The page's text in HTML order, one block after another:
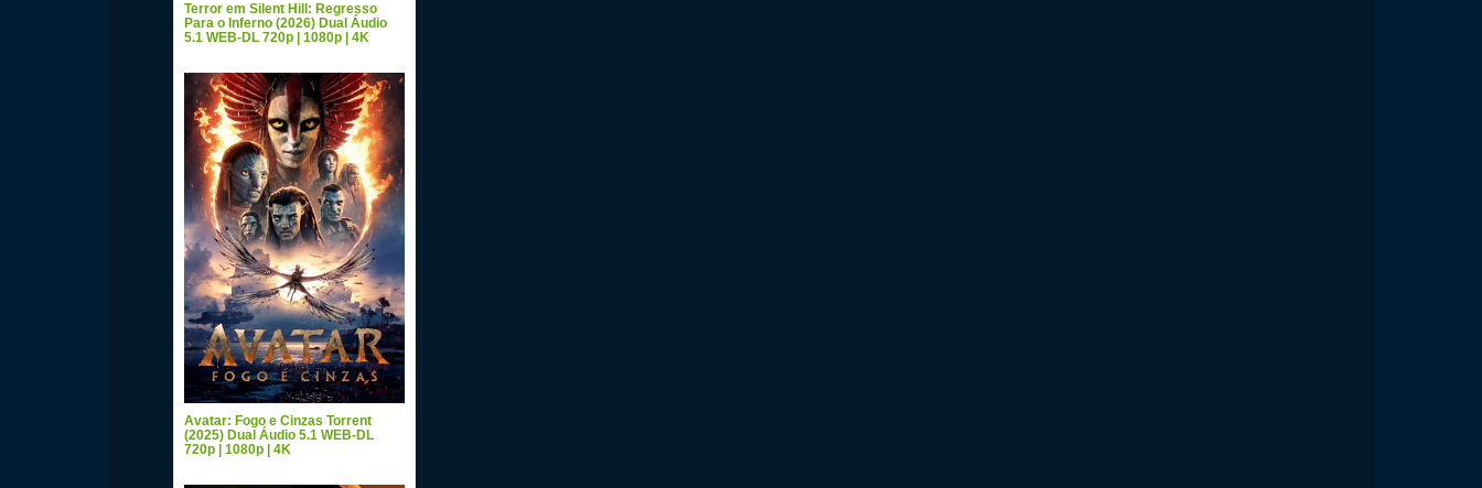
Terror em Silent Hill: Regresso
Para o Inferno (2026) Dual Áudio
5.1 WEB-DL 720p | 1080p | 4K
Avatar: Fogo e Cinzas Torrent
(2025) Dual Áudio 5.1 WEB-DL
720p | 1080p | 4K